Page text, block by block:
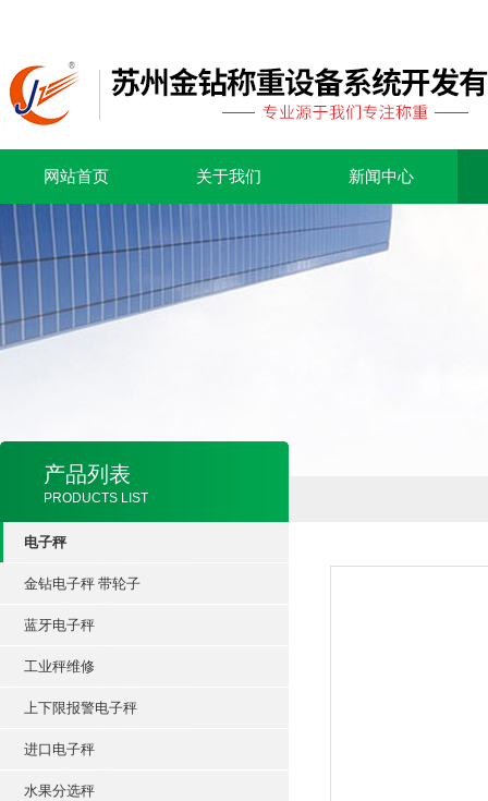
网站首页 关于我们 新闻中心
产品列表
PRODUCTS LIST
电子秤
金钻电子秤 带轮子
蓝牙电子秤
工业秤维修
上下限报警电子秤
进口电子秤
水果分选秤